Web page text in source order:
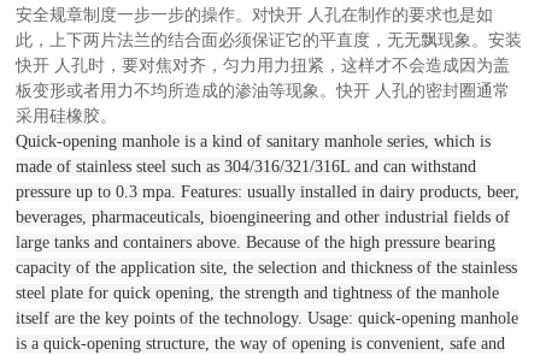
安全规章制度一步一步的操作。对快开 人孔在制作的要求也是如
此，上下两片法兰的结合面必须保证它的平直度，无无飘现象。安装
快开 人孔时，要对焦对齐，匀力用力扭紧，这样才不会造成因为盖
板变形或者用力不均所造成的渗油等现象。快开 人孔的密封圈通常
采用硅橡胶。
Quick-opening manhole is a kind of sanitary manhole series, which is
made of stainless steel such as 304/316/321/316L and can withstand
pressure up to 0.3 mpa. Features: usually installed in dairy products, beer,
beverages, pharmaceuticals, bioengineering and other industrial fields of
large tanks and containers above. Because of the high pressure bearing
capacity of the application site, the selection and thickness of the stainless
steel plate for quick opening, the strength and tightness of the manhole
itself are the key points of the technology. Usage: quick-opening manhole
is a quick-opening structure, the way of opening is convenient, safe and